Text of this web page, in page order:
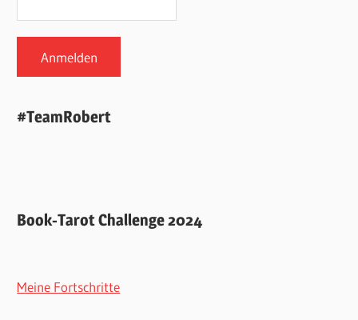
#TeamRobert
Book-Tarot Challenge 2024
Meine Fortschritte